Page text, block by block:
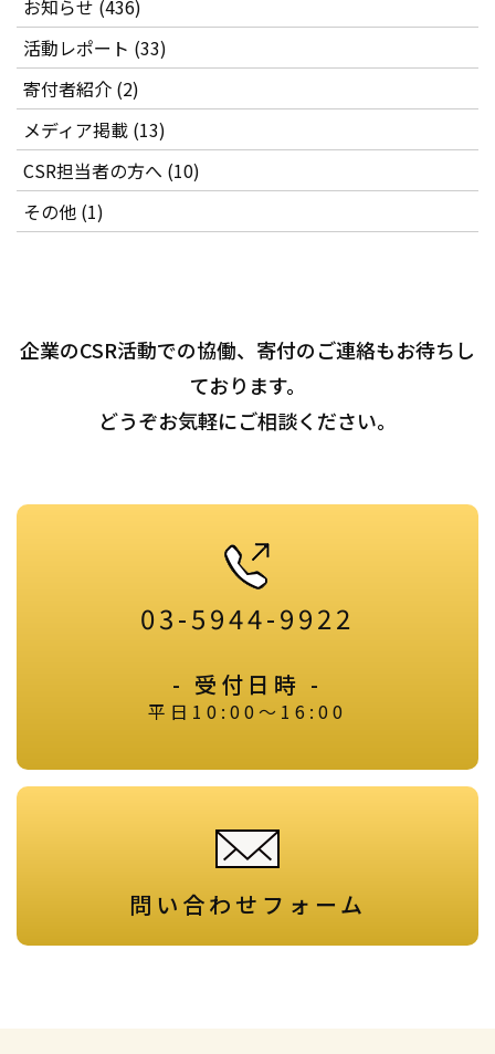
お知らせ (436)
活動レポート (33)
寄付者紹介 (2)
メディア掲載 (13)
CSR担当者の方へ (10)
その他 (1)
企業のCSR活動での協働、寄付のご連絡もお待ちし
ております。
どうぞお気軽にご相談ください。
03-5944-9922
- 受付日時 -
平日10:00～16:00
問い合わせフォーム